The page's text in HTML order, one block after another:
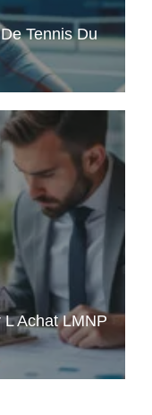
Tennis Du
Achat LMNP